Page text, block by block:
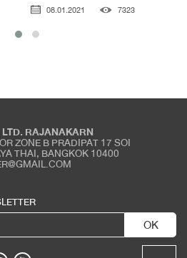
08.01.2021 7323
RAJANAKARN
ZONE B PRADIPAT 17 SOI
THAI, BANGKOK 10400
OK